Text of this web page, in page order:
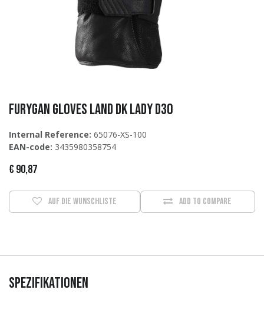
Furygan Gloves Land DK Lady D3O
Internal Reference: 65076-XS-100
EAN-code: 3435980358754
€ 90,87
Add to compare
Auf die Wunschliste
Spezifikationen